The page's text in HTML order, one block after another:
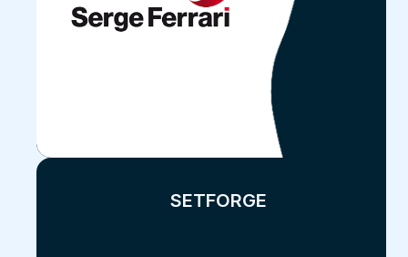
SETFORGE